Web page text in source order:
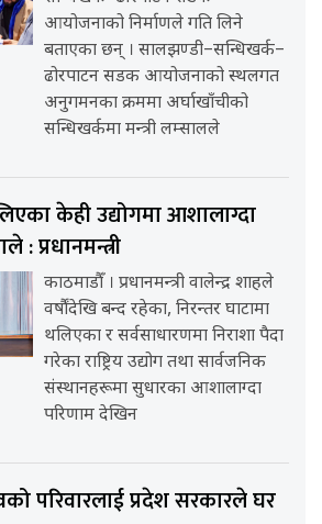
आयोजनाको निर्माणले गति लिने
बताएका छन् । सालझण्डी–सन्धिखर्क–
ढोरपाटन सडक आयोजनाको स्थलगत
अनुगमनका क्रममा अर्घाखाँचीको
सन्धिखर्कमा मन्त्री लम्सालले
केही उद्योगमा आशालाग्दा
: प्रधानमन्त्री
काठमाडौँ । प्रधानमन्त्री वालेन्द्र शाहले
वर्षौंदेखि बन्द रहेका, निरन्तर घाटामा
थलिएका र सर्वसाधारणमा निराशा पैदा
गरेका राष्ट्रिय उद्योग तथा सार्वजनिक
संस्थानहरूमा सुधारका आशालाग्दा
परिणाम देखिन
परिवारलाई प्रदेश सरकारले घर